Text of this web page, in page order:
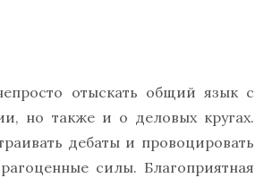
отыскать общий язык с
но также и о деловых кругах.
дебаты и провоцировать
силы. Благоприятная